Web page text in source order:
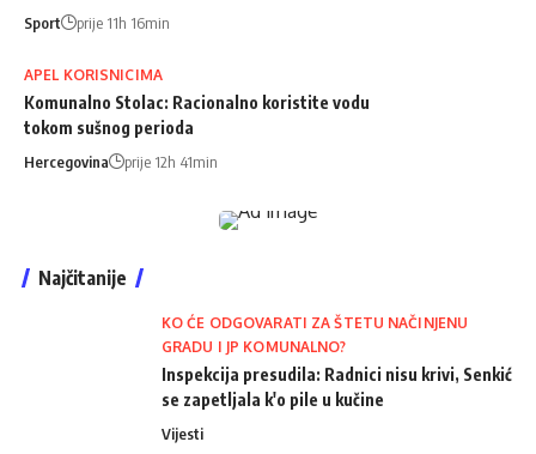
Sport prije 11h 16min
APEL KORISNICIMA
Komunalno Stolac: Racionalno koristite vodu
tokom sušnog perioda
Hercegovina prije 12h 41min
Najčitanije
KO ĆE ODGOVARATI ZA ŠTETU NAČINJENU
GRADU I JP KOMUNALNO?
Inspekcija presudila: Radnici nisu krivi, Senkić
se zapetljala k'o pile u kučine
Vijesti